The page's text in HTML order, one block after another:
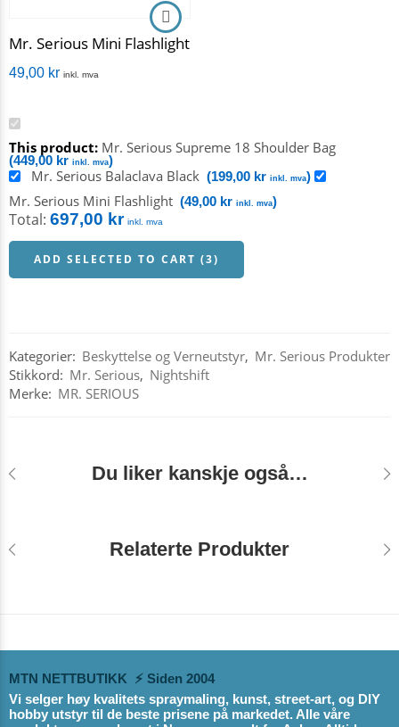
Mr. Serious Mini Flashlight
49,00 kr inkl. mva
This product: Mr. Serious Supreme 18 Shoulder Bag
(449,00 kr inkl. mva)
Mr. Serious Balaclava Black (199,00 kr inkl. mva)
Mr. Serious Mini Flashlight (49,00 kr inkl. mva)
Total: 697,00 kr inkl. mva
ADD SELECTED TO CART (3)
Kategorier: Beskyttelse og Verneutstyr, Mr. Serious Produkter
Stikkord: Mr. Serious, Nightshift
Merke: MR. SERIOUS
Du liker kanskje også…
Relaterte Produkter
MTN NETTBUTIKK ⚡ Siden 2004
Vi selger høy kvalitets spraymaling, kunst, street-art, og DIY
hobby utstyr til de beste prisene på markedet. Alle våre